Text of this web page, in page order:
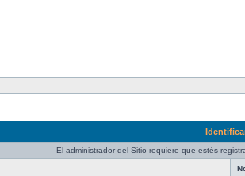
El administrador del Sitio requiere que estés